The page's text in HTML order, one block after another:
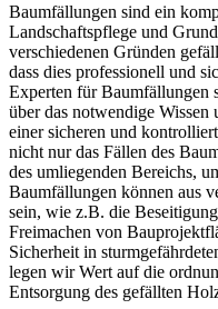
Baumfällungen sind ein
Landschaftspflege und
verschiedenen Gründen
dass dies professionell und
Experten für Baumfällungen
über das notwendige
einer sicheren und
nicht nur das Fällen des
des umliegenden Bereichs,
Baumfällungen können aus
sein, wie z.B. die
Freimachen von
Sicherheit in
legen wir Wert auf die
Entsorgung des gefällten